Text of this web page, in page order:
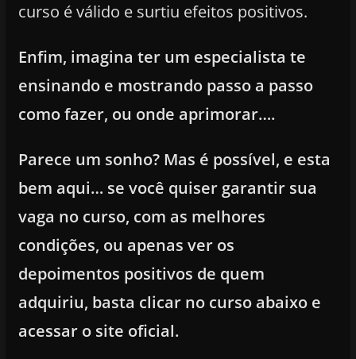
curso é válido e surtiu efeitos positivos.
Enfim, imagina ter um especialista te
ensinando e mostrando passo a passo
como fazer, ou onde aprimorar….
Parece um sonho? Mas é possível, e esta
bem aqui… se você quiser garantir sua
vaga no curso, com as melhores
condições, ou apenas ver os
depoimentos positivos de quem
adquiriu, basta clicar no curso abaixo e
acessar o site oficial.